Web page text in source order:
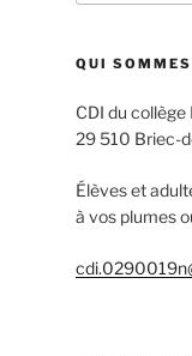
:
QUI
CDI du
29 510 Briec-
Élèves et
à vos plumes